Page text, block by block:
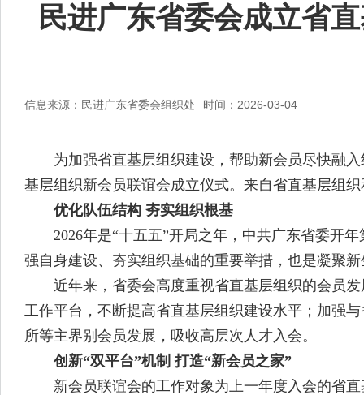
民进广东省委会成立省
信息来源：民进广东省委会组织处 时间：2026-03-04
为加强省直基层组织建设，帮助新会员尽快融入
基层组织新会员联谊会成立仪式。来自省直基层组
优化队伍结构 夯实组织根基
2026年是“十五五”开局之年，中共广东省委开年
强自身建设、夯实组织基础的重要举措，也是凝聚
近年来，省委会高度重视省直基层组织的会员发
工作平台，不断提高省直基层组织建设水平；加强
所等主界别会员发展，吸收高层次人才入会。
创新“双平台”机制 打造“新会员之家”
新会员联谊会的工作对象为上一年度入会的省直